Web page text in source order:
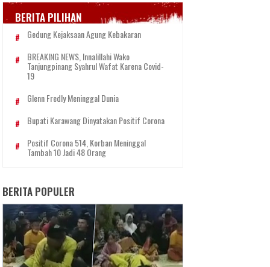
BERITA PILIHAN
Gedung Kejaksaan Agung Kebakaran
BREAKING NEWS, Innalillahi Wako
Tanjungpinang Syahrul Wafat Karena Covid-
19
Glenn Fredly Meninggal Dunia
Bupati Karawang Dinyatakan Positif Corona
Positif Corona 514, Korban Meninggal
Tambah 10 Jadi 48 Orang
BERITA POPULER